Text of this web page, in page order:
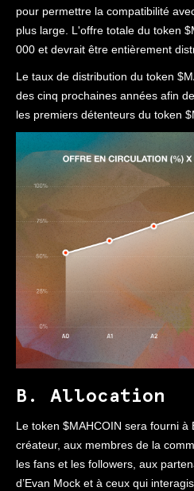
pour permettre la compatibilité
plus large. L'offre totale du token
000 et devrait être entièrement
Le taux de distribution du token
des cinq prochaines années afin
les premiers détenteurs du token
B. Allocation
Le token $MAHCOIN sera fourni
créateur, aux membres de la
les fans et les followers, aux
d’Evan Mock et à ceux qui